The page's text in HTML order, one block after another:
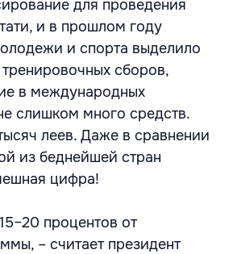
для проведения
и в прошлом году
и спорта выделило
сборов,
в международных
слишком много средств.
леев. Даже в сравнении
из беднейшей стран
цифра!
процентов от
– считает президент